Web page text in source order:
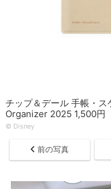
チップ＆デール 手帳・
Organizer 2025 1,500円
© Disney
前の写真